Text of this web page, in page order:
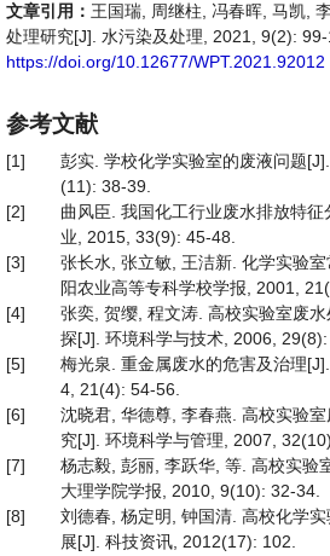
文章引用： 王国瑞, 周继柱, 冯春晖, 马凯,
处理研究[J]. 水污染及处理, 2021, 9(2): 99-
https://doi.org/10.12677/WPT.2021.92012
参考文献
[1]
彭实. 学校化学实验室的废液问题
(11): 38-39.
[2]
曲风臣. 我国化工行业废水排放特
业, 2015, 33(9): 45-48.
[3]
张长水, 张立敏, 王洁新. 化学实验
阳农业高等专科学校学报, 2001,
[4]
张奕, 贺缨, 程文涛. 高校实验室废
探[J]. 环境科学与技术, 2006, 29(8):
[5]
梅光泉. 重金属废水的危害及治理
4, 21(4): 54-56.
[6]
沈晓君, 华德尊, 李春燕. 高校实验
究[J]. 环境科学与管理, 2007,
[7]
杨志毅, 彭丽, 李跃华, 等. 高校实验
大理学院学报, 2010, 9(10): 32-34.
[8]
刘德春, 杨定明, 钟国清. 高校化学
展[J]. 科技资讯, 2012(17): 102.